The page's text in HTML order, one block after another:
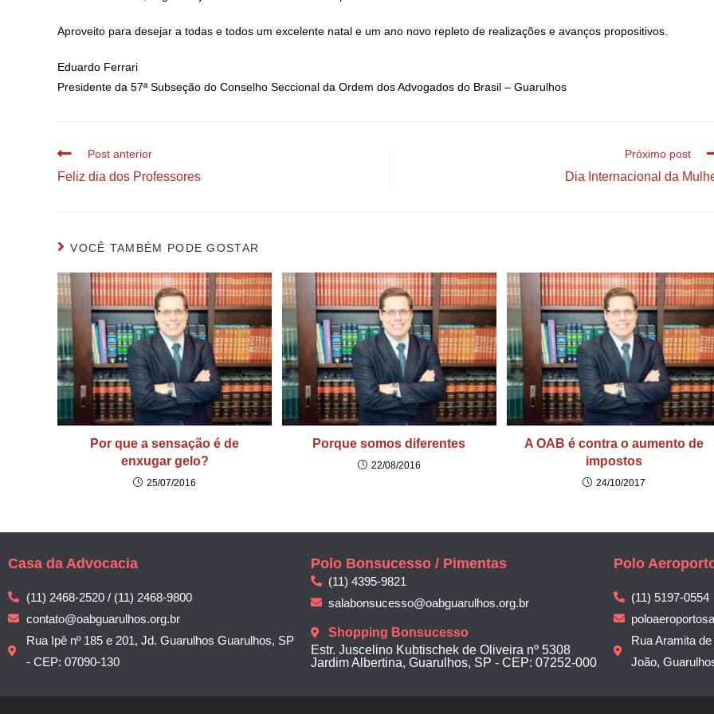
Aproveito para desejar a todas e todos um excelente natal e um ano novo repleto de realizações e avanços propositivos.
Eduardo Ferrari
Presidente da 57ª Subseção do Conselho Seccional da Ordem dos Advogados do Brasil – Guarulhos
Post anterior
Feliz dia dos Professores
Próximo post
Dia Internacional da
VOCÊ TAMBÉM PODE GOSTAR
Por que a sensação é de
enxugar gelo?
25/07/2016
Porque somos diferentes
22/08/2016
A OAB é contra o aumento de
impostos
24/10/2017
Casa da Advocacia
(11) 2468-2520 / (11) 2468-9800
contato@oabguarulhos.org.br
Rua Ipê nº 185 e 201, Jd. Guarulhos Guarulhos, SP
- CEP: 07090-130
Polo Bonsucesso / Pimentas
(11) 4395-9821
salabonsucesso@oabguarulhos.org.br
Shopping Bonsucesso
Estr. Juscelino Kubtischek de Oliveira nº 5308
Jardim Albertina, Guarulhos, SP - CEP: 07252-000
Polo
(11) 5197-0554
Rua Aramita
João,